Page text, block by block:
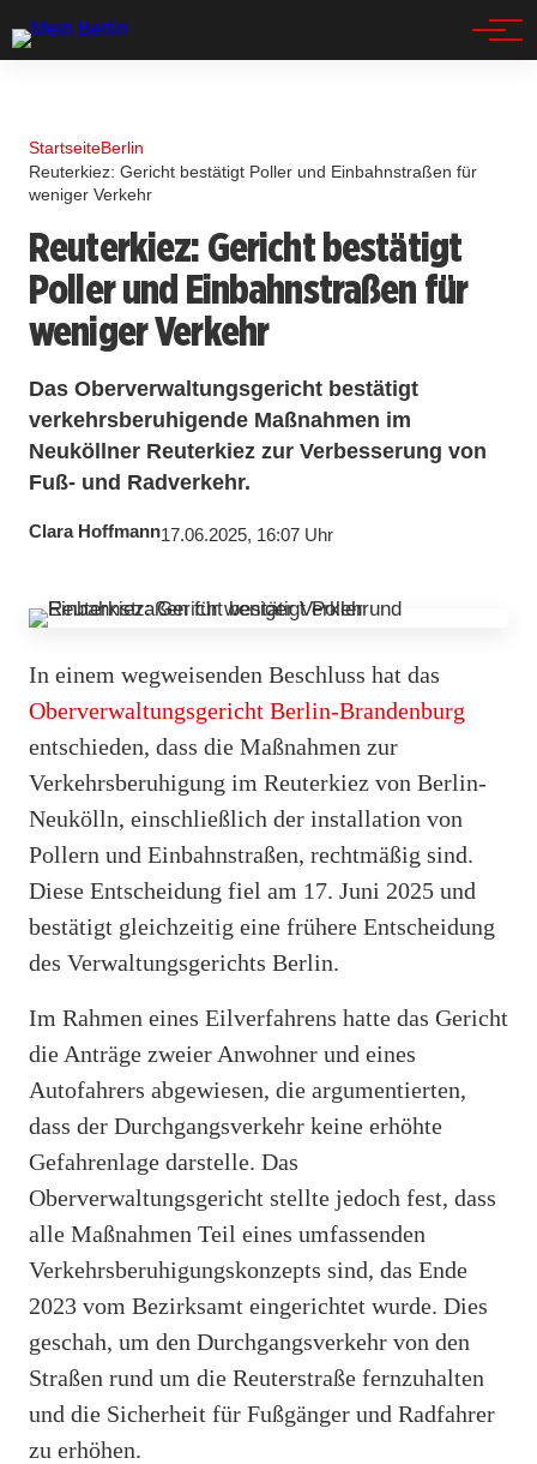
StartseiteBerlin
Reuterkiez: Gericht bestätigt Poller und Einbahnstraßen für
weniger Verkehr
Reuterkiez: Gericht bestätigt
Poller und Einbahnstraßen für
weniger Verkehr
Das Oberverwaltungsgericht bestätigt
verkehrsberuhigende Maßnahmen im
Neuköllner Reuterkiez zur Verbesserung von
Fuß- und Radverkehr.
Clara Hoffmann17.06.2025, 16:07 Uhr
In einem wegweisenden Beschluss hat das
Oberverwaltungsgericht Berlin-Brandenburg
entschieden, dass die Maßnahmen zur
Verkehrsberuhigung im Reuterkiez von Berlin-
Neukölln, einschließlich der installation von
Pollern und Einbahnstraßen, rechtmäßig sind.
Diese Entscheidung fiel am 17. Juni 2025 und
bestätigt gleichzeitig eine frühere Entscheidung
des Verwaltungsgerichts Berlin.
Im Rahmen eines Eilverfahrens hatte das Gericht
die Anträge zweier Anwohner und eines
Autofahrers abgewiesen, die argumentierten,
dass der Durchgangsverkehr keine erhöhte
Gefahrenlage darstelle. Das
Oberverwaltungsgericht stellte jedoch fest, dass
alle Maßnahmen Teil eines umfassenden
Verkehrsberuhigungskonzepts sind, das Ende
2023 vom Bezirksamt eingerichtet wurde. Dies
geschah, um den Durchgangsverkehr von den
Straßen rund um die Reuterstraße fernzuhalten
und die Sicherheit für Fußgänger und Radfahrer
zu erhöhen.